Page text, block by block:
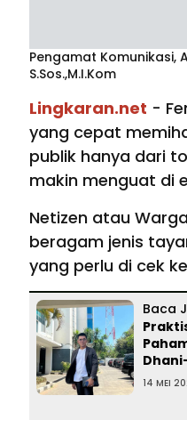
Pengamat Komunikasi,
S.Sos.,M.I.Kom
Lingkaran.net -
yang cepat
publik hanya dari
makin menguat di
Netizen atau
beragam jenis
yang perlu di cek
Baca
14 MEI